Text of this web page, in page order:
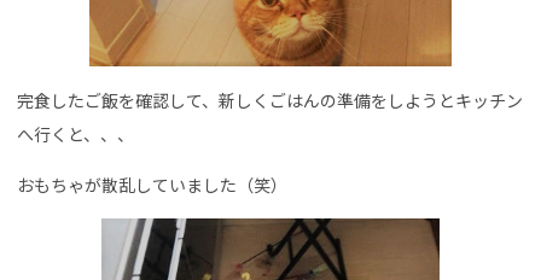
完食したご飯を確認して、新しくごはんの準備をしようとキッチン
へ行くと、、、
おもちゃが散乱していました（笑）